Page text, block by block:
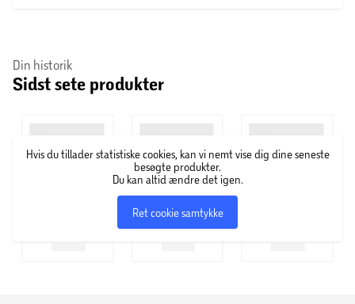
Din historik
Sidst sete produkter
Hvis du tillader statistiske cookies, kan vi nemt vise dig dine seneste
besøgte produkter.
Du kan altid ændre det igen.
Ret cookie samtykke